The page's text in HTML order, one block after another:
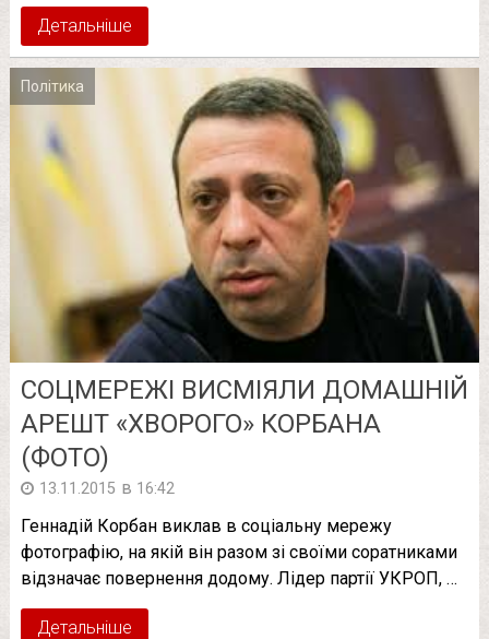
Детальніше
Політика
СОЦМЕРЕЖІ ВИСМІЯЛИ ДОМАШНІЙ
АРЕШТ «ХВОРОГО» КОРБАНА
(ФОТО)
13.11.2015 в 16:42
Геннадій Корбан виклав в соціальну мережу
фотографію, на якій він разом зі своїми соратниками
відзначає повернення додому. Лідер партії УКРОП, …
Детальніше